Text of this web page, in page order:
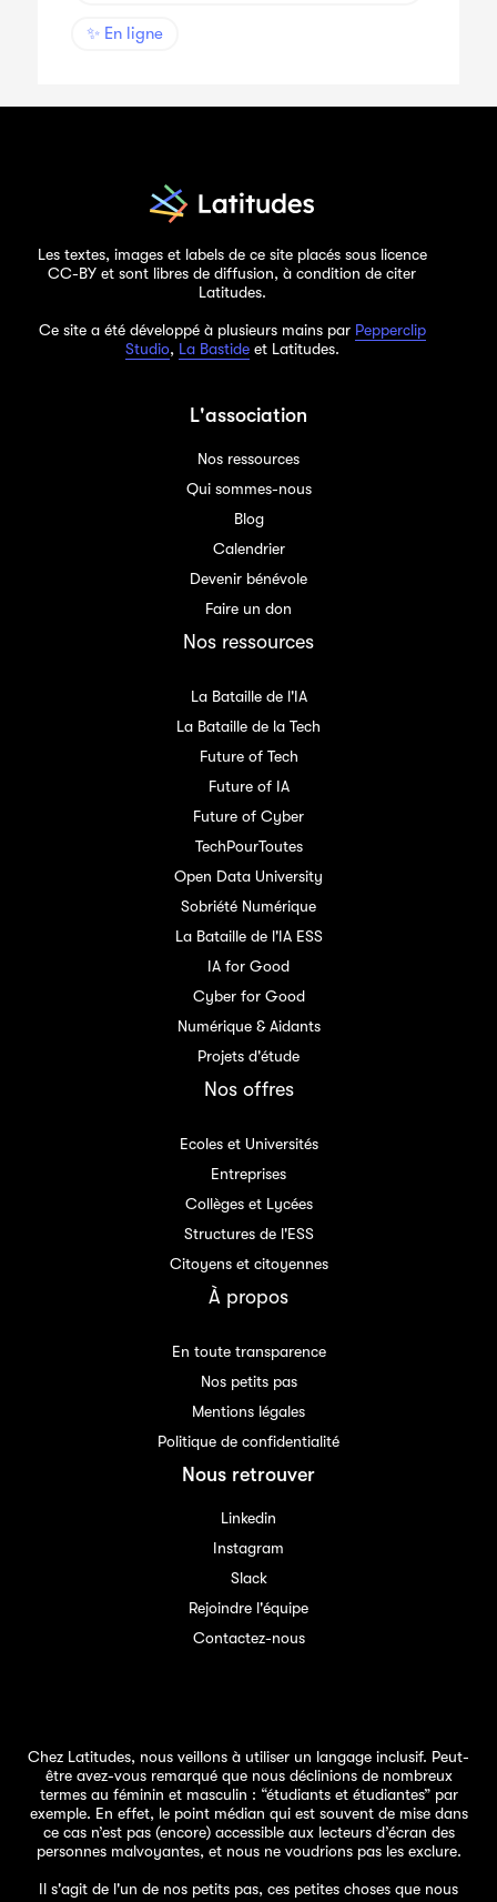
✨ En ligne
Les textes, images et labels de ce site placés sous licence
CC-BY et sont libres de diffusion, à condition de citer
Latitudes.
Ce site a été développé à plusieurs mains par Pepperclip
Studio, La Bastideet Latitudes.
L'association
Nos ressources
Qui sommes-nous
Blog
Calendrier
Devenir bénévole
Faire un don
Nos ressources
La Bataille de l'IA
La Bataille de la Tech
Future of Tech
Future of IA
Future of Cyber
TechPourToutes
Open Data University
Sobriété Numérique
La Bataille de l'IA ESS
IA for Good
Cyber for Good
Numérique & Aidants
Projets d'étude
Nos offres
Ecoles et Universités
Entreprises
Collèges et Lycées
Structures de l'ESS
Citoyens et citoyennes
À propos
En toute transparence
Nos petits pas
Mentions légales
Politique de confidentialité
Nous retrouver
Linkedin
Instagram
Slack
Rejoindre l'équipe
Contactez-nous
Chez Latitudes, nous veillons à utiliser un langage inclusif. Peut-
être avez-vous remarqué que nous déclinions de nombreux
termes au féminin et masculin : “étudiants et étudiantes” par
exemple. En effet, le point médian qui est souvent de mise dans
ce cas n’est pas (encore) accessible aux lecteurs d’écran des
personnes malvoyantes, et nous ne voudrions pas les exclure.
Il s'agit de l'un de nos petits pas, ces petites choses que nous